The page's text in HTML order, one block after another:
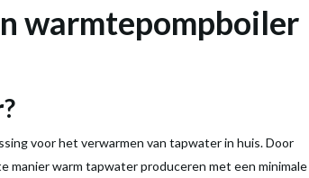
warmtepompboiler
?
voor het verwarmen van tapwaterin huis. Door
manier warm tapwaterproduceren met een minimale